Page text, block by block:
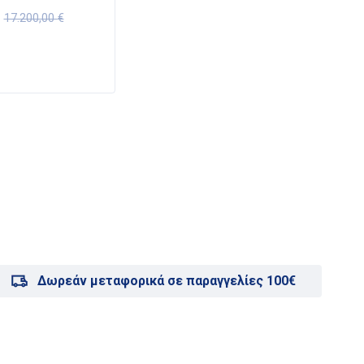
17.200,00€
Δωρεάν μεταφορικά σε παραγγελίες 100€